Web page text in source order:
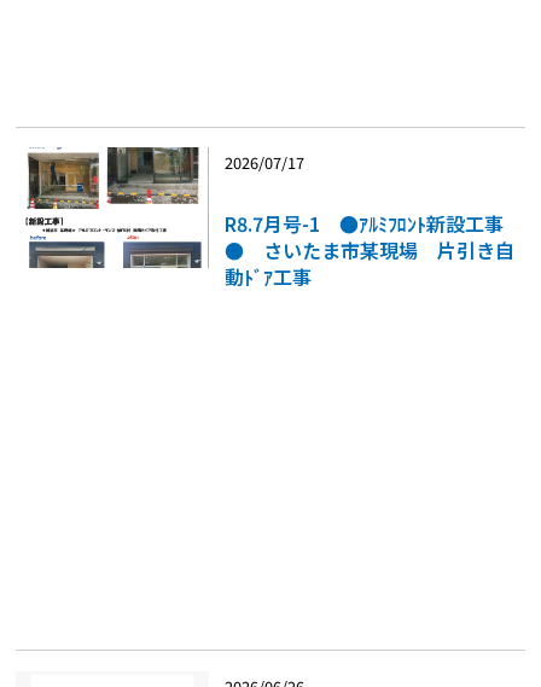
2026/07/17
R8.7月号-1 ●ｱﾙﾐﾌﾛﾝﾄ新設工事
● さいたま市某現場 片引き自
動ﾄﾞｱ工事